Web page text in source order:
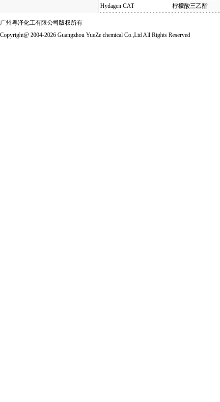
Hydagen CAT
柠檬酸三乙酯
广州粤泽化工有限公司版权所有
Copyright@ 2004-2026 Guangzhou YueZe chemical Co.,Ltd All Rights Reserved